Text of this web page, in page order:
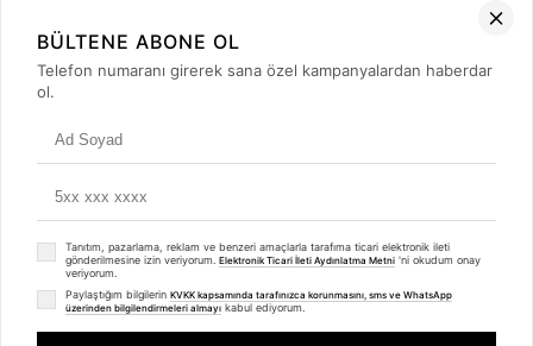
+90 (850) 473 08 08
© 2008 - 2026merterelektronik.com
Whatsapp
BÜLTENE ABONE OL
Telefon numaranı girerek sana özel kampanyalardan haberdar
ol.
Tanıtım, pazarlama, reklam ve benzeri amaçlarla tarafıma ticari elektronik ileti
gönderilmesine izin veriyorum. Elektronik Ticari İleti Aydınlatma Metni 'ni okudum onay
veriyorum.
Paylaştığım bilgilerin KVKK kapsamında tarafınızca korunmasını, sms ve WhatsApp
üzerinden bilgilendirmeleri almayı kabul ediyorum.